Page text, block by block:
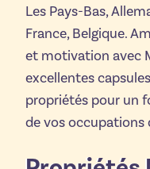
Les Pays-Bas,
France, Belgique.
et motivation avec
excellentes
propriétés pour un
de vos occupations